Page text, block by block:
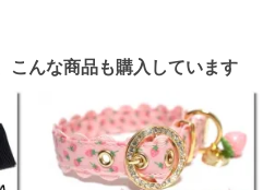
こんな商品も購入しています